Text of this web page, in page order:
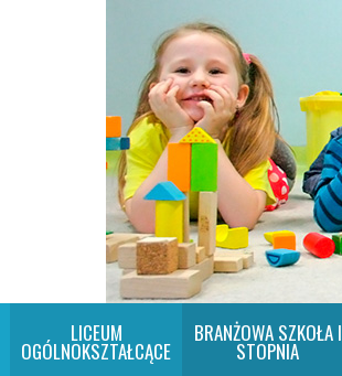
LICEUM
OGÓLNOKSZTAŁCĄCE
BRANŻOWA SZKOŁA I
STOPNIA